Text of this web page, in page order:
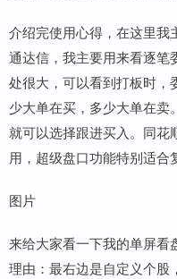
介绍完使用心得，在这里我
通达信，我主要用来看逐笔
处很大，可以看到打板时，
少大单在买，多少大单在卖
就可以选择跟进买入。同花
用，超级盘口功能特别适合
图片
来给大家看一下我的单屏看
理由：最右边是自定义个股